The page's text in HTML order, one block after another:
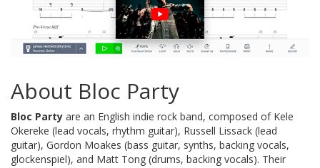
About Bloc Party
Bloc Party are an English indie rock band, composed of Kele
Okereke (lead vocals, rhythm guitar), Russell Lissack (lead
guitar), Gordon Moakes (bass guitar, synths, backing vocals,
glockenspiel), and Matt Tong (drums, backing vocals). Their